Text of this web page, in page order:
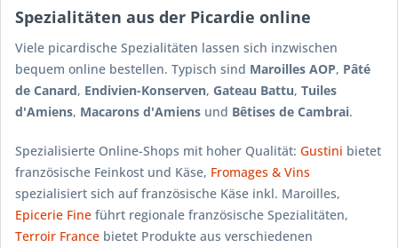
Spezialitäten aus der Picardie online
Viele picardische Spezialitäten lassen sich inzwischen
bequem online bestellen. Typisch sind Maroilles AOP, Pâté
de Canard, Endivien-Konserven, Gateau Battu, Tuiles
d'Amiens, Macarons d'Amiens und Bêtises de Cambrai.
Spezialisierte Online-Shops mit hoher Qualität: Gustini bietet
französische Feinkost und Käse, Fromages & Vins
spezialisiert sich auf französische Käse inkl. Maroilles,
Epicerie Fine führt regionale französische Spezialitäten,
Terroir France bietet Produkte aus verschiedenen